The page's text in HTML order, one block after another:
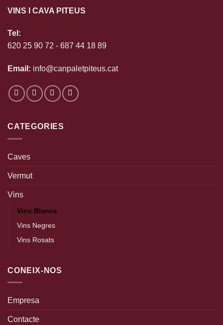
VINS I CAVA PITEUS
Tel:
620 25 90 72 - 687 44 18 89
Email: info@canpaletpiteus.cat
CATEGORIES
Caves
Vermut
Vins
Vins Blancs
Vins Negres
Vins Rosats
CONEIX-NOS
Empresa
Contacte